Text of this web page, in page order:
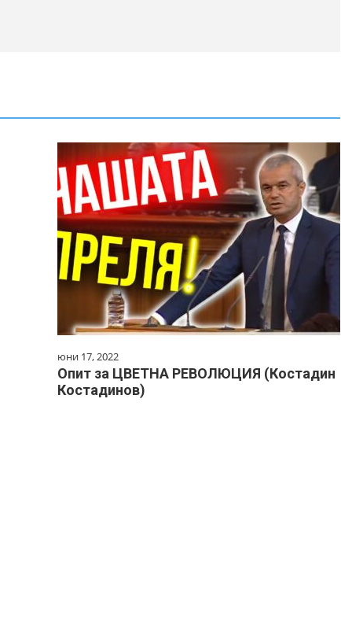
юни 17, 2022
Опит за ЦВЕТНА РЕВОЛЮЦИЯ (Костадин
Костадинов)